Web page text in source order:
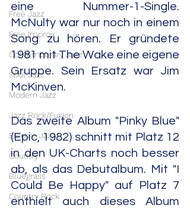
Free Jazz
Free Improv
Contemporary Jazz
Soul Jazz
Modern Jazz
Jazz Rock/Fusion
Electric Jazz
Country
Bluegrass
Country Rock
eine Nummer-1-Single.
McNulty war nur noch in einem
Song zu hören. Er gründete
1981 mit The Wake eine eigene
Gruppe. Sein Ersatz war Jim
McKinven.
Das zweite Album "Pinky Blue"
(Epic, 1982) schnitt mit Platz 12
in den UK-Charts noch besser
ab, als das Debutalbum. Mit "I
Could Be Happy" auf Platz 7
enthielt auch dieses Album